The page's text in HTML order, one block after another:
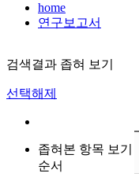
home
연구보고서
검색결과 좁혀 보기
선택해제
좁혀본 항목 보기
순서